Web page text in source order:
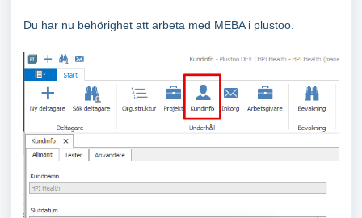
Du har nu behörighet att arbeta med MEBA i plustoo.